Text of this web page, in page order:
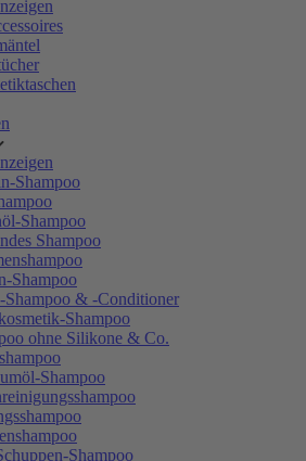
Shampoo
Shampoo
Shampoo
Shampoo
Shampoo & -Conditioner
Shampoo
ohne Silikone & Co.
Shampoo
Shampoo